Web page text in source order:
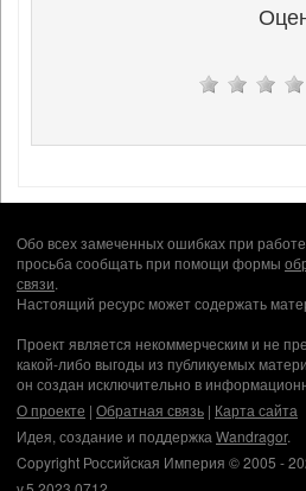
Обо всех замеченных ошибках при
просьба сообщать при помощи формы
связи.
Настоящий ресурс может содержать
Проект является некоммерческим и не
какой-либо выгоды из публикуемых
он создан исключительно в
О проекте | Обратная связь | Карта сайта
Идея, создание и поддержка Wandragor.
Copyright Российская Империя © 2005 -